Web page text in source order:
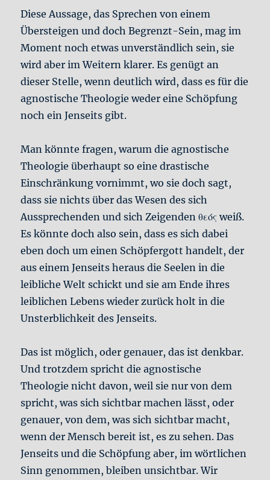
Diese Aussage, das Sprechen von einem
Übersteigen und doch Begrenzt-Sein, mag im
Moment noch etwas unverständlich sein, sie
wird aber im Weitern klarer. Es genügt an
dieser Stelle, wenn deutlich wird, dass es für die
agnostische Theologie weder eine Schöpfung
noch ein Jenseits gibt.
Man könnte fragen, warum die agnostische
Theologie überhaupt so eine drastische
Einschränkung vornimmt, wo sie doch sagt,
dass sie nichts über das Wesen des sich
Aussprechenden und sich Zeigenden θεός weiß.
Es könnte doch also sein, dass es sich dabei
eben doch um einen Schöpfergott handelt, der
aus einem Jenseits heraus die Seelen in die
leibliche Welt schickt und sie am Ende ihres
leiblichen Lebens wieder zurück holt in die
Unsterblichkeit des Jenseits.
Das ist möglich, oder genauer, das ist denkbar.
Und trotzdem spricht die agnostische
Theologie nicht davon, weil sie nur von dem
spricht, was sich sichtbar machen lässt, oder
genauer, von dem, was sich sichtbar macht,
wenn der Mensch bereit ist, es zu sehen. Das
Jenseits und die Schöpfung aber, im wörtlichen
Sinn genommen, bleiben unsichtbar. Wir